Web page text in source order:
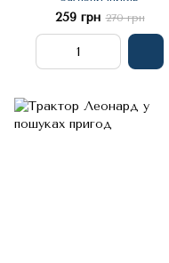
259 грн 270 грн